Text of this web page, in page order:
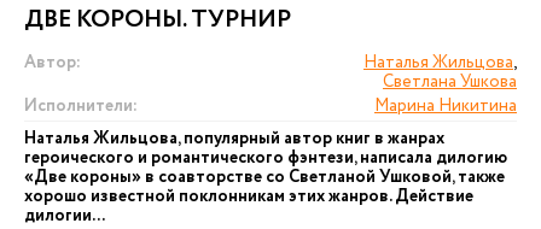
ДВЕ КОРОНЫ. ТУРНИР
Автор: Наталья Жильцова,
Светлана Ушкова
Исполнители:
Марина Никитина
Наталья Жильцова, популярный автор книг в жанрах
героического и романтического фэнтези, написала дилогию
«Две короны» в соавторстве со Светланой Ушковой, также
хорошо известной поклонникам этих жанров. Действие
дилогии...